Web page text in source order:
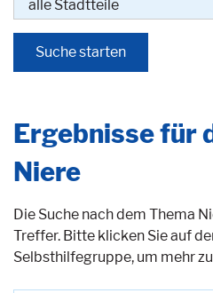
Ergebnisse für
Niere
Die Suche nach dem Thema
Treffer. Bitte klicken Sie auf
Selbsthilfegruppe, um mehr